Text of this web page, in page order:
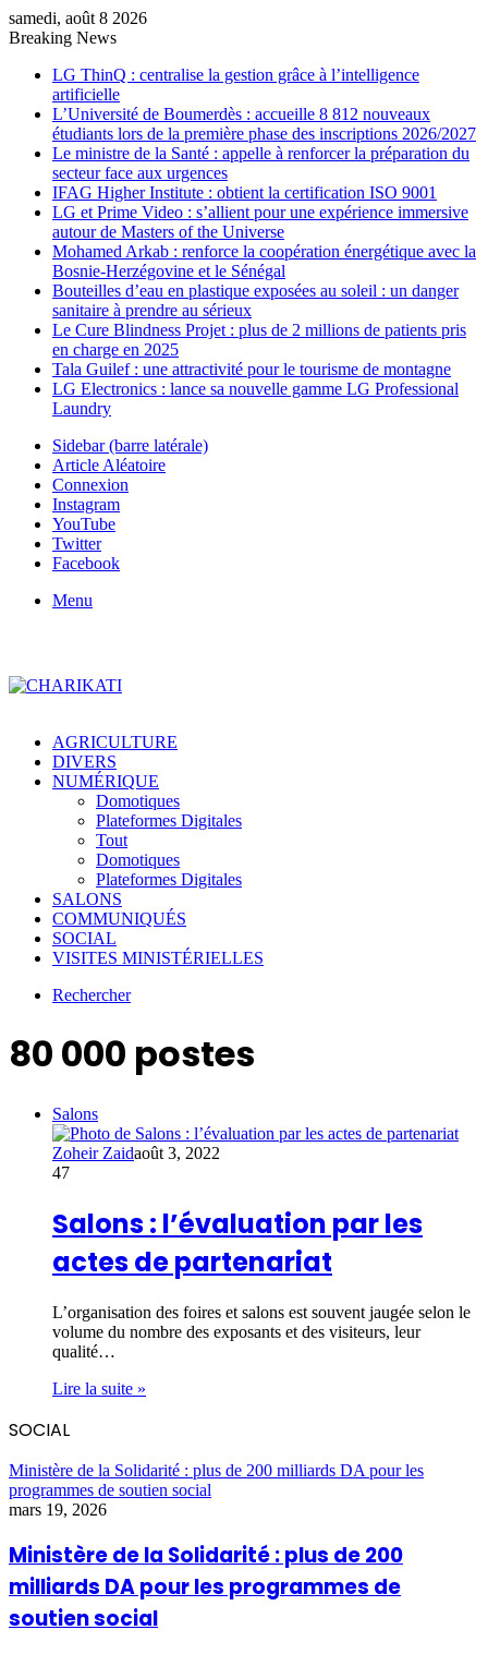
samedi, août 8 2026
Breaking News
LG ThinQ : centralise la gestion grâce à l’intelligence
artificielle
L’Université de Boumerdès : accueille 8 812 nouveaux
étudiants lors de la première phase des inscriptions 2026/2027
Le ministre de la Santé : appelle à renforcer la préparation du
secteur face aux urgences
IFAG Higher Institute : obtient la certification ISO 9001
LG et Prime Video : s’allient pour une expérience immersive
autour de Masters of the Universe
Mohamed Arkab : renforce la coopération énergétique avec la
Bosnie-Herzégovine et le Sénégal
Bouteilles d’eau en plastique exposées au soleil : un danger
sanitaire à prendre au sérieux
Le Cure Blindness Projet : plus de 2 millions de patients pris
en charge en 2025
Tala Guilef : une attractivité pour le tourisme de montagne
LG Electronics : lance sa nouvelle gamme LG Professional
Laundry
Sidebar (barre latérale)
Article Aléatoire
Connexion
Instagram
YouTube
Twitter
Facebook
Menu
AGRICULTURE
DIVERS
NUMÉRIQUE
Domotiques
Plateformes Digitales
Tout
Domotiques
Plateformes Digitales
SALONS
COMMUNIQUÉS
SOCIAL
VISITES MINISTÉRIELLES
Rechercher
80 000 postes
Salons
Zoheir Zaidaoût 3, 2022
47
Salons : l’évaluation par les
actes de partenariat
L’organisation des foires et salons est souvent jaugée selon le
volume du nombre des exposants et des visiteurs, leur
qualité…
Lire la suite »
SOCIAL
Ministère de la Solidarité : plus de 200 milliards DA pour les
programmes de soutien social
mars 19, 2026
Ministère de la Solidarité : plus de 200
milliards DA pour les programmes de
soutien social